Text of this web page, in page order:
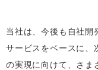
当社は、今後も自社開
サービスをベースに、
の実現に向けて、さま